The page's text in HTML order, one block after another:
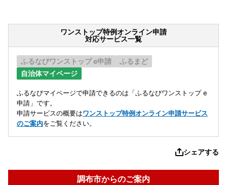
ワンストップ特例オンライン申請
対応サービス一覧
ふるなびワンストップ e申請
ふるまど
自治体マイページ
ふるなびマイページで申請できるのは「ふるなびワンストップ e
申請」です。
申請サービスの概要はワンストップ特例オンライン申請サービス
のご案内をご覧ください。
シェアする
調布市からのご案内